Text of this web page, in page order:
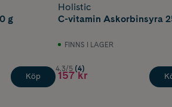
g
Köp
Holistic
C-vitamin Askorbinsyra
FINNS I LAGER
4.3/5 (4)
157 kr